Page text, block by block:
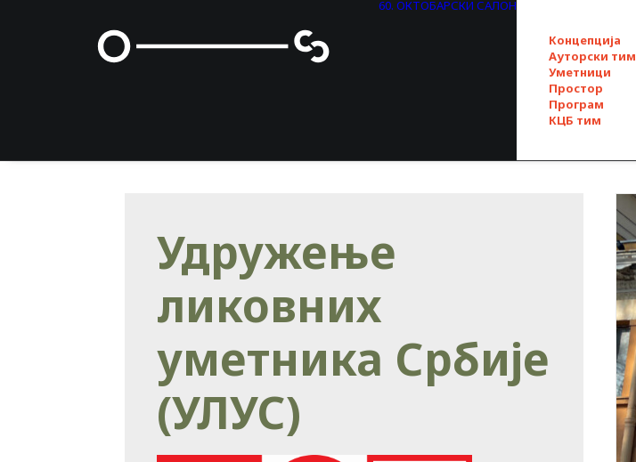
60. ОКТОБАРСКИ САЛОН
Концепција
Ауторски тим
Уметници
Простор
Програм
КЦБ тим
Удружење
ликовних
уметника Србије
(УЛУС)